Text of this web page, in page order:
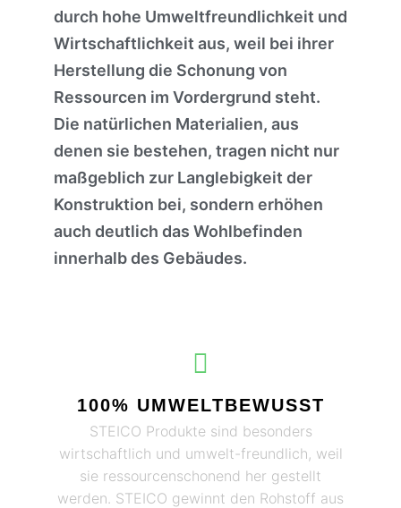
durch hohe Umweltfreundlichkeit und
Wirtschaftlichkeit aus, weil bei ihrer
Herstellung die Schonung von
Ressourcen im Vordergrund steht.
Die natürlichen Materialien, aus
denen sie bestehen, tragen nicht nur
maßgeblich zur Langlebigkeit der
Konstruktion bei, sondern erhöhen
auch deutlich das Wohlbefinden
innerhalb des Gebäudes.
100% UMWELTBEWUSST
STEICO Produkte sind besonders
wirtschaftlich und umwelt-freundlich, weil
sie ressourcenschonend her gestellt
werden. STEICO gewinnt den Rohstoff aus